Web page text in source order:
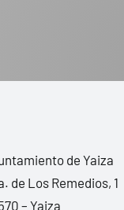
de Yaiza
de Los Remedios, 1
– Yaiza